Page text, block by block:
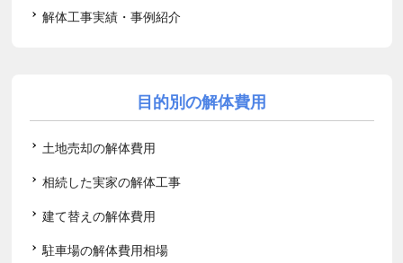
解体工事実績・事例紹介
目的別の解体費用
土地売却の解体費用
相続した実家の解体工事
建て替えの解体費用
駐車場の解体費用相場